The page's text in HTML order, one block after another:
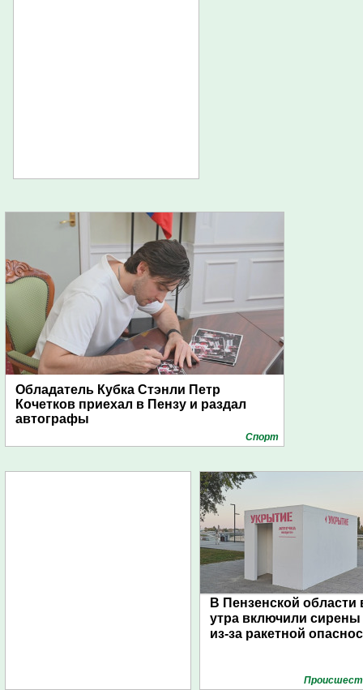
Обладатель Кубка Стэнли Петр
Кочетков приехал в Пензу и раздал
автографы
Спорт
В Пензенской области
утра включили сирены
из-за ракетной